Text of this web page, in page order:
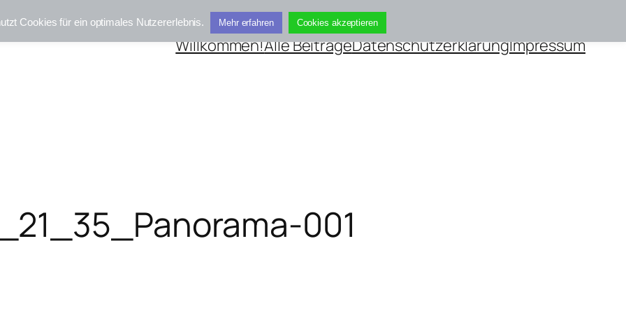
Willkommen!Alle BeiträgeDatenschutzerklärungImpressum
001
Cookies für ein optimales Nutzererlebnis. Mehr erfahren Cookies akzeptieren